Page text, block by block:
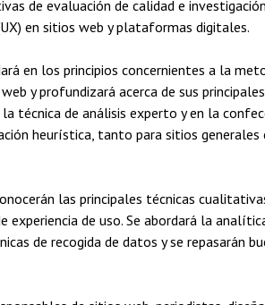
de evaluación de calidad e
en sitios web y plataformas digitales.
en los principios concernientes a la
y profundizará acerca de sus principales
técnica de análisis experto y en la
heurística, tanto para sitios generales
las principales técnicas
experiencia de uso. Se abordará la
de recogida de datos y se repasarán